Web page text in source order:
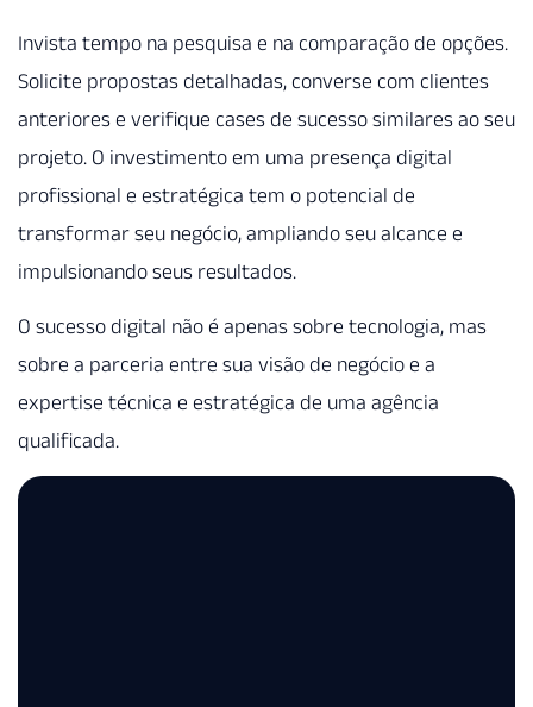
Invista tempo na pesquisa e na comparação de opções.
Solicite propostas detalhadas, converse com clientes
anteriores e verifique cases de sucesso similares ao seu
projeto. O investimento em uma presença digital
profissional e estratégica tem o potencial de
transformar seu negócio, ampliando seu alcance e
impulsionando seus resultados.
O sucesso digital não é apenas sobre tecnologia, mas
sobre a parceria entre sua visão de negócio e a
expertise técnica e estratégica de uma agência
qualificada.